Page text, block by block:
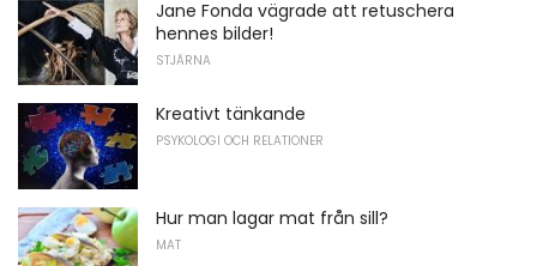
Jane Fonda vägrade att retuschera
hennes bilder!
STJÄRNA
Kreativt tänkande
PSYKOLOGI OCH RELATIONER
Hur man lagar mat från sill?
MAT